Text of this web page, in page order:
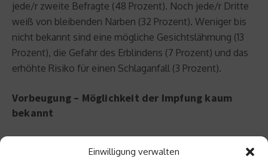
Einwilligung verwalten
jede/r zweite Befragte (48 Prozent). Noch jede/r Dritte
weiß von bleibenden Narben (32 Prozent). Weniger bis
nicht bekannt sind eine mögliche Gesichtslähmung (13
Prozent), die Gefahr des Erblindens (7 Prozent) und das
erhöhte Risiko für einen Schlaganfall (3 Prozent).
Vorbeugung – Möglichkeit der Impfung kaum
bekannt
als Auslöser vermutet. So ist es naheliegend, dass 43